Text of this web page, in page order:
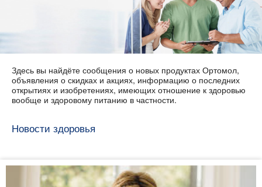
Здесь вы найдёте сообщения о новых продуктах Ортомол,
объявления о скидках и акциях, информацию о последних
открытиях и изобретениях, имеющих отношение к здоровью
вообще и здоровому питанию в частности.
Новости здоровья